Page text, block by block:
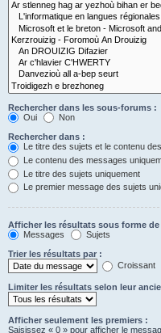
Rechercher dans les sous-forums :
Oui
Non
Rechercher dans :
Le titre des sujets et le contenu
Le contenu des messages
Le titre des sujets uniquement
Le premier message des sujets
Afficher les résultats sous forme de
Messages
Sujets
Trier les résultats par :
Croissant
Limiter les résultats selon leur
Afficher seulement les premiers :
Saisissez « 0 » pour afficher le